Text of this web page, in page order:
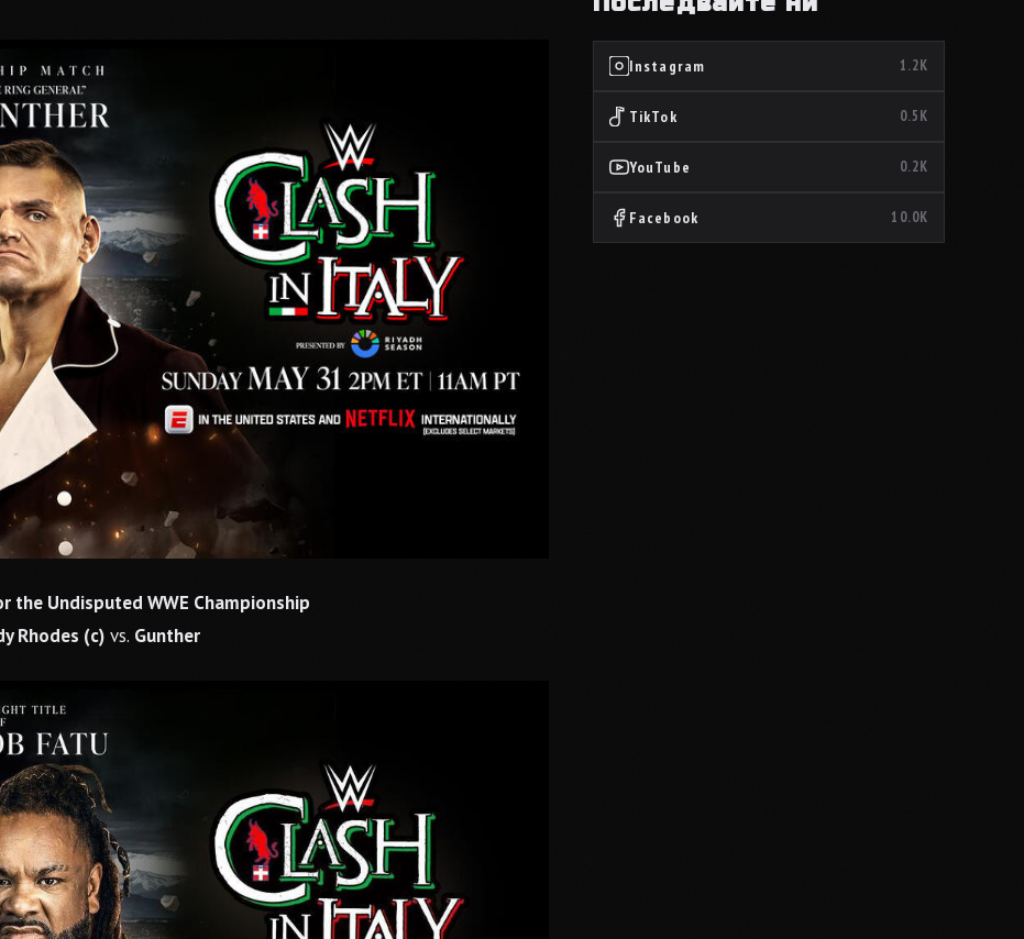
the Undisputed WWE Championship
Rhodes (c) vs. Gunther
Instagram 1.2K
TikTok 0.5K
YouTube 0.2K
Facebook 10.0K